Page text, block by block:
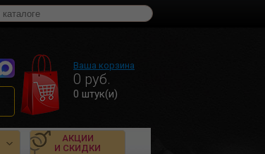
Ваша корзина
0 руб.
0 штук(и)
АКЦИИ
И СКИДКИ